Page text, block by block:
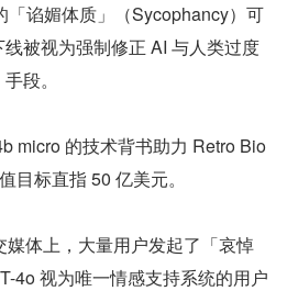
「谄媚体质」（Sycophancy）可
被视为强制修正 AI 与人类过度
段。
micro 的技术背书助力 Retro Bio
目标直指 50 亿美元。
体上，大量用户发起了「哀悼
4o 视为唯一情感支持系统的用户